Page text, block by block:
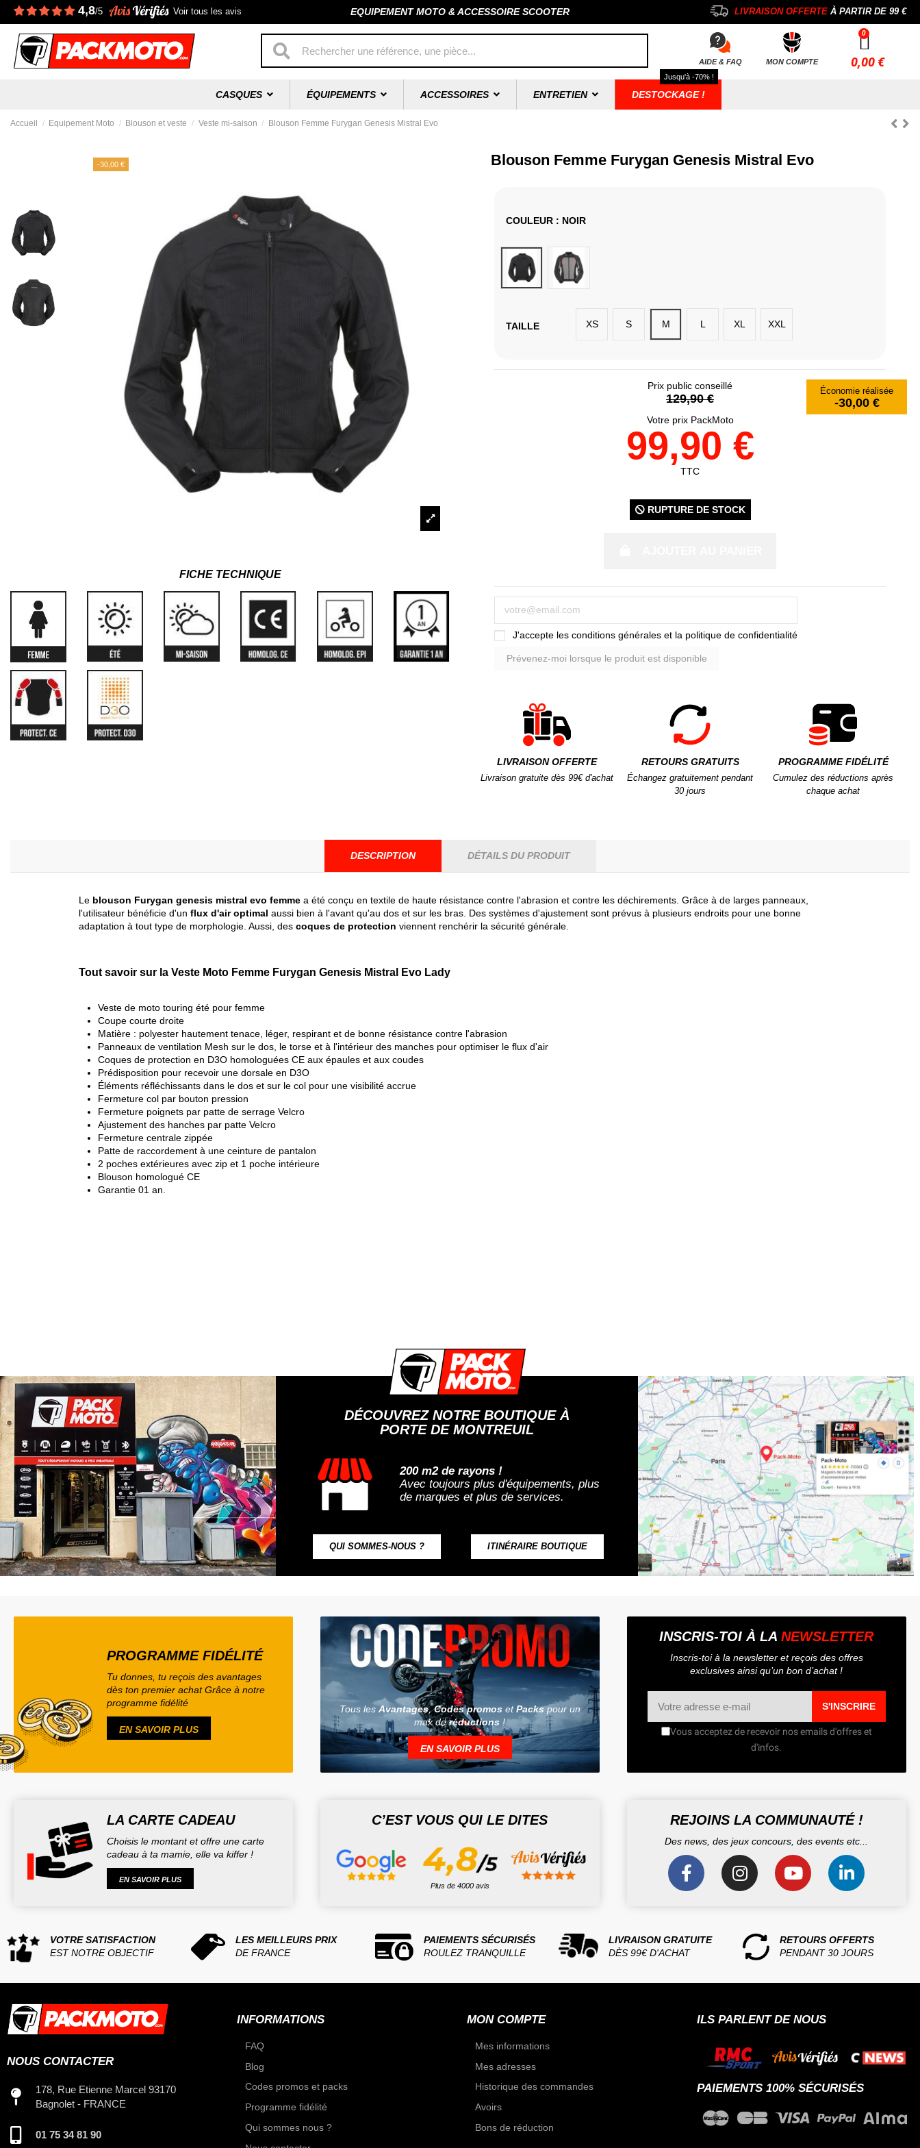
4,8/5 Voir tous les avis EQUIPEMENT MOTO & ACCESSOIRE SCOOTER LIVRAISON OFFERTEÀ PARTIR DE 99 €
AIDE & FAQ MON COMPTE 0,00 €
CASQUES ÉQUIPEMENTS ACCESSOIRES ENTRETIEN DESTOCKAGE !
Jusqu'à -70% !
Accueil Equipement Moto Blouson et veste Veste mi-saison Blouson Femme Furygan Genesis Mistral Evo
-30,00 €
FICHE TECHNIQUE
Blouson Femme Furygan Genesis Mistral Evo
COULEUR : NOIR
Noir Rose
TAILLE XS S M L XL XXL
Prix public conseillé
129,90 €
Économie réalisée
-30,00 €
Votre prix PackMoto
99,90 €
TTC
RUPTURE DE STOCK
J'accepte les conditions générales et la politique de confidentialité
LIVRAISON OFFERTE
Livraison gratuite dès 99€ d'achat
RETOURS GRATUITS
Échangez gratuitement pendant
30 jours
PROGRAMME FIDÉLITÉ
Cumulez des réductions après
chaque achat
DESCRIPTION DÉTAILS DU PRODUIT
Le blouson Furygan genesis mistral evo femme a été conçu en textile de haute résistance contre l'abrasion et contre les déchirements. Grâce à de larges panneaux,
l'utilisateur bénéficie d'un flux d'air optimal aussi bien à l'avant qu'au dos et sur les bras. Des systèmes d'ajustement sont prévus à plusieurs endroits pour une bonne
adaptation à tout type de morphologie. Aussi, des coques de protection viennent renchérir la sécurité générale.
Tout savoir sur la Veste Moto Femme Furygan Genesis Mistral Evo Lady
Veste de moto touring été pour femme
Coupe courte droite
Matière : polyester hautement tenace, léger, respirant et de bonne résistance contre l'abrasion
Panneaux de ventilation Mesh sur le dos, le torse et à l'intérieur des manches pour optimiser le flux d'air
Coques de protection en D3O homologuées CE aux épaules et aux coudes
Prédisposition pour recevoir une dorsale en D3O
Éléments réfléchissants dans le dos et sur le col pour une visibilité accrue
Fermeture col par bouton pression
Fermeture poignets par patte de serrage Velcro
Ajustement des hanches par patte Velcro
Fermeture centrale zippée
Patte de raccordement à une ceinture de pantalon
2 poches extérieures avec zip et 1 poche intérieure
Blouson homologué CE
Garantie 01 an.
DÉCOUVREZ NOTRE BOUTIQUE À
PORTE DE MONTREUIL
200 m2 de rayons !
Avec toujours plus d'équipements, plus
de marques et plus de services.
QUI SOMMES-NOUS ? ITINÉRAIRE BOUTIQUE
PROGRAMME FIDÉLITÉ
Tu donnes, tu reçois des avantages
dès ton premier achat Grâce à notre
programme fidélité
EN SAVOIR PLUS
Tous les Avantages,Codes promosetPackspour un
max deréductions !
EN SAVOIR PLUS
INSCRIS-TOI À LANEWSLETTER
Inscris-toi à la newsletter et reçois des offres
exclusives ainsi qu’un bon d’achat !
S'INSCRIRE
Vous acceptez de recevoir nos emails d'offres et
d'infos.
LA CARTE CADEAU
Choisis le montant et offre une carte
cadeau à ta mamie, elle va kiffer !
EN SAVOIR PLUS
C’EST VOUS QUI LE DITES
Plus de 4000 avis
REJOINS LA COMMUNAUTÉ !
Des news, des jeux concours, des events etc...
VOTRE SATISFACTION
EST NOTRE OBJECTIF
LES MEILLEURS PRIX
DE FRANCE
PAIEMENTS SÉCURISÉS
ROULEZ TRANQUILLE
LIVRAISON GRATUITE
DÈS 99€ D'ACHAT
RETOURS OFFERTS
PENDANT 30 JOURS
NOUS CONTACTER
178, Rue Etienne Marcel 93170
Bagnolet - FRANCE
01 75 34 81 90
INFORMATIONS
FAQ
Blog
Codes promos et packs
Programme fidélité
Qui sommes nous ?
MON COMPTE
Mes informations
Mes adresses
Historique des commandes
Avoirs
Bons de réduction
ILS PARLENT DE NOUS
PAIEMENTS 100% SÉCURISÉS